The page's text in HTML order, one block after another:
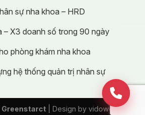
sự nha khoa – HRD
– X3 doanh số trong 90 ngày
phòng khám nha khoa
hệ thống quản trị nhân sự
Greenstarct| Design by vidoweb.vn